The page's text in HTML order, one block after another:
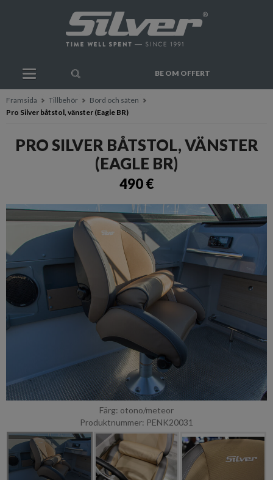
BE OM OFFERT
Framsida Tillbehör
Bord och säten
Pro Silver båtstol, vänster (Eagle BR)
PRO SILVER BÅTSTOL, VÄNSTER
(EAGLE BR)
490 €
Färg: otono/meteor
Produktnummer: PENK20031